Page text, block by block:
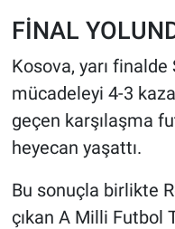
FİNAL
Kosova, yarı finalde
mücadeleyi 4-3
geçen karşılaşma
heyecan yaşattı.
Bu sonuçla birlikte
çıkan A Milli Futbol
SPOR
MAGAZİN
Bilim, Teknoloji